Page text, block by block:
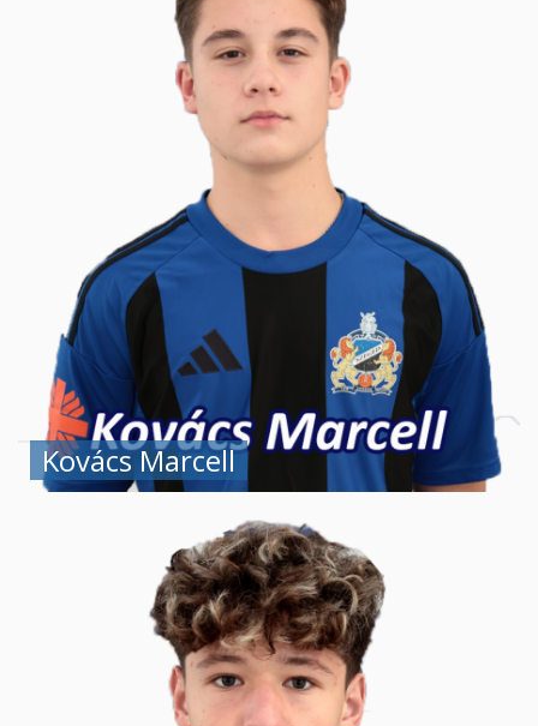
Kovács Marcell